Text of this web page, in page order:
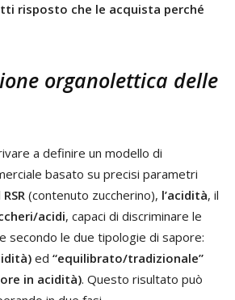
risposto che le acquista perché
organolettica delle
a definire un modello di
basato su precisi parametri
RSR (contenuto zuccherino), l’acidità, il
acidi, capaci di discriminare le
secondo le due tipologie di sapore:
ed “equilibrato/tradizionale”
in acidità). Questo risultato può